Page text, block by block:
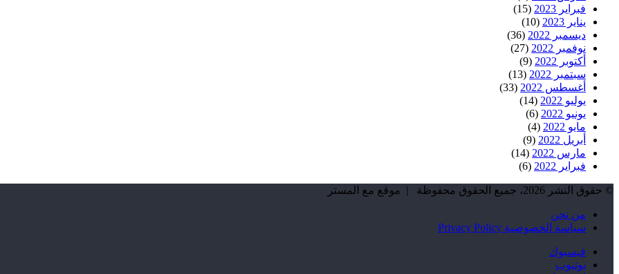
فبراير 2023
(15)
يناير 2023
(10)
ديسمبر 2022
(36)
نوفمبر 2022
(27)
أكتوبر 2022
(9)
سبتمبر 2022
(13)
أغسطس 2022
(33)
يوليو 2022
(14)
يونيو 2022
(6)
مايو 2022
(4)
أبريل 2022
(9)
مارس 2022
(14)
فبراير 2022
(6)
© حقوق النشر 2026، جميع الحقوق محفوظة | موقع مع المستر
من نحن
سياسة الخصوصية Privacy Policy
فيسبوك
يوتيوب